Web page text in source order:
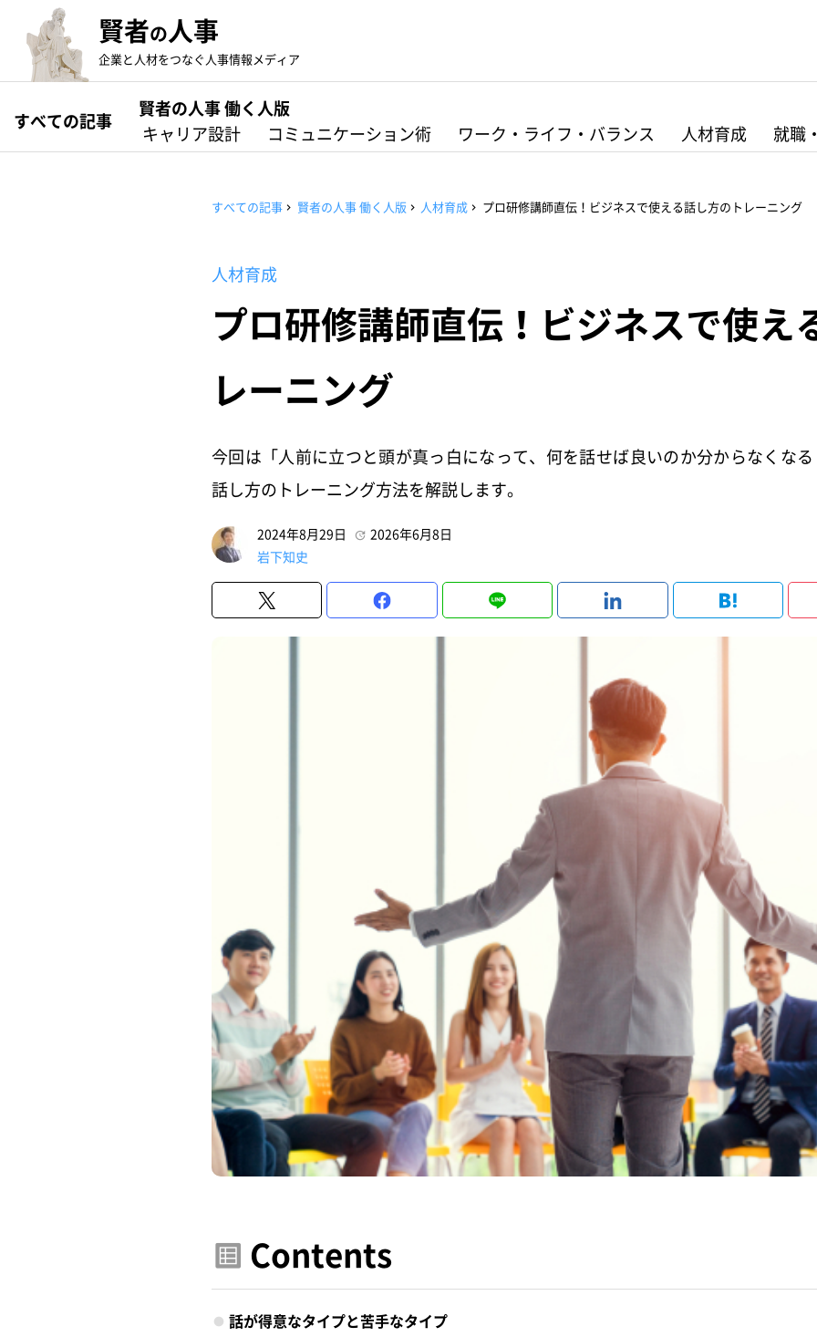
賢者の人事
企業と人材をつなぐ人事情報メディア
すべての記事
賢者の人事 働く人版
キャリア設計
コミュニケーション術 ワーク・ライフ・バランス 人材育成 就職
すべての記事 賢者の人事 働く人版 人材育成 プロ研修講師直伝！ビジネスで使える話し方のトレーニング
人材育成
プロ研修講師直伝！ビジネスで使え
レーニング
今回は「人前に立つと頭が真っ白になって、何を話せば良いのか分からなくな
話し方のトレーニング方法を解説します。
2024年8月29日
2026年6月8日
岩下知史
Contents
話が得意なタイプと苦手なタイプ